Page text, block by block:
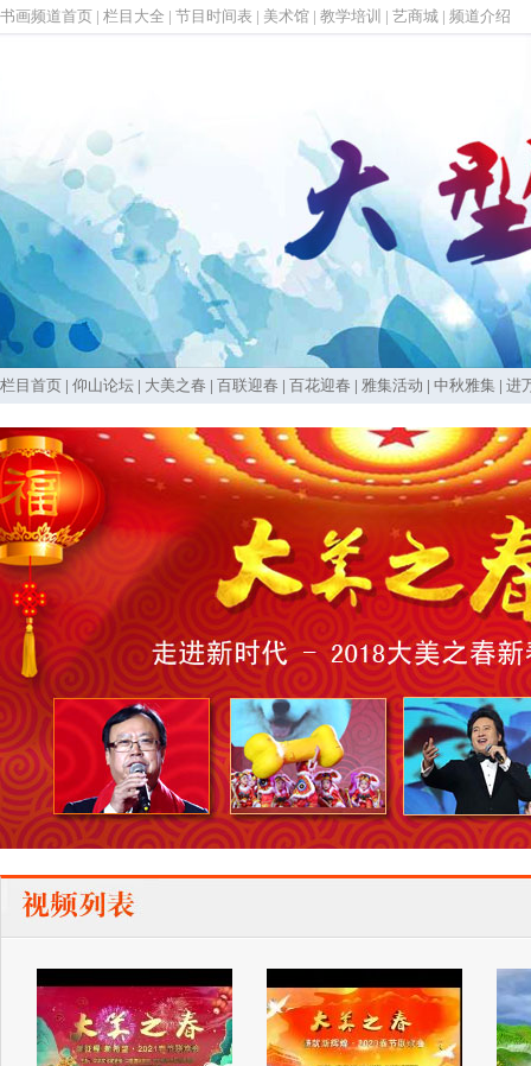
书画频道首页 | 栏目大全 | 节目时间表 | 美术馆 | 教学培训 | 艺商城 | 频道介绍
栏目首页 | 仰山论坛 | 大美之春 | 百联迎春 | 百花迎春 | 雅集活动 | 中秋雅集 | 进